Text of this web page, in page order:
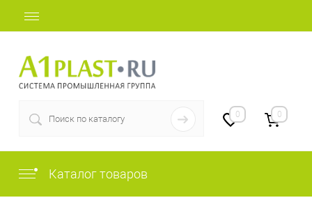
0 0
Каталог товаров